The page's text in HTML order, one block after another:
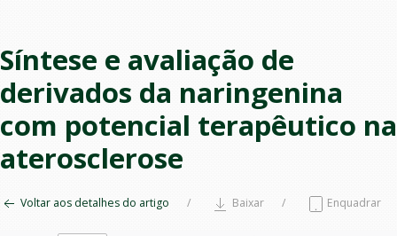
Síntese e avaliação de
derivados da naringenina
com potencial terapêutico na
aterosclerose
Voltar aos detalhes do artigo Baixar Enquadrar